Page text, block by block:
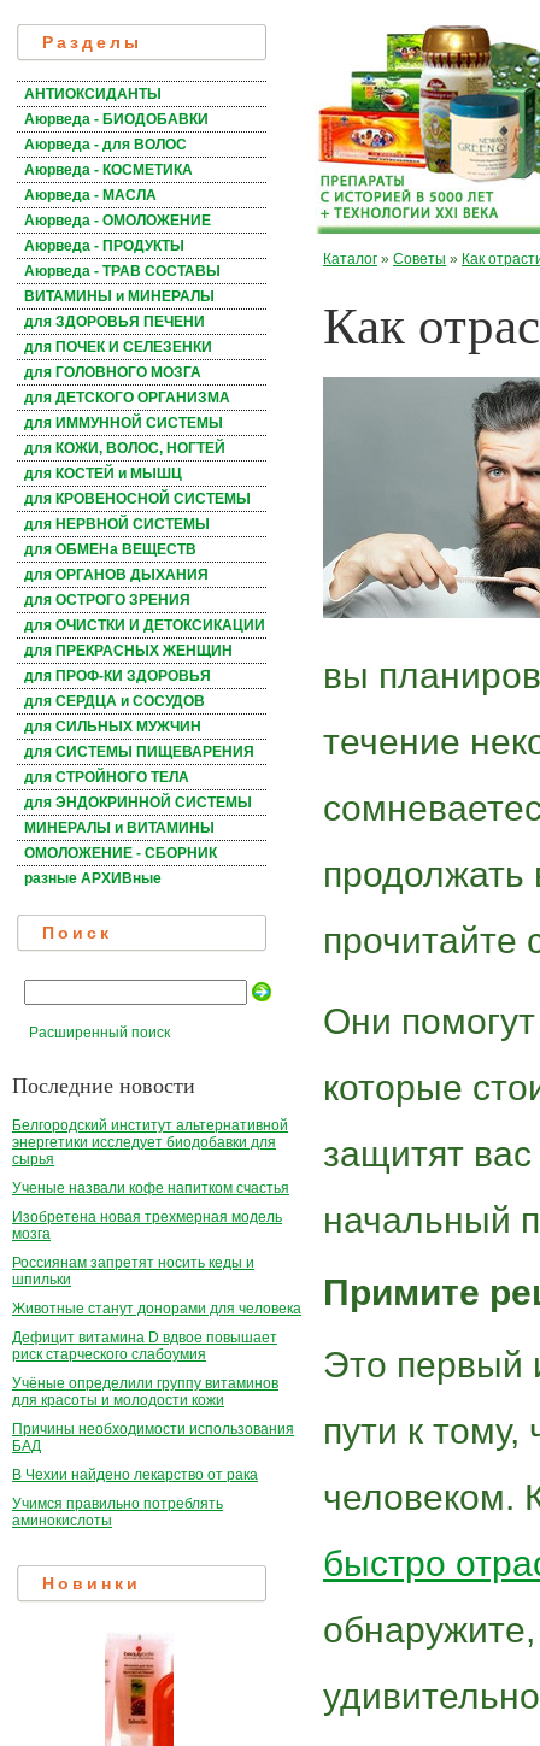
Разделы
АНТИОКСИДАНТЫ
Аюрведа - БИОДОБАВКИ
Аюрведа - для ВОЛОС
Аюрведа - КОСМЕТИКА
Аюрведа - МАСЛА
Аюрведа - ОМОЛОЖЕНИЕ
Аюрведа - ПРОДУКТЫ
Аюрведа - ТРАВ СОСТАВЫ
ВИТАМИНЫ и МИНЕРАЛЫ
для ЗДОРОВЬЯ ПЕЧЕНИ
для ПОЧЕК И СЕЛЕЗЕНКИ
для ГОЛОВНОГО МОЗГА
для ДЕТСКОГО ОРГАНИЗМА
для ИММУННОЙ СИСТЕМЫ
для КОЖИ, ВОЛОС, НОГТЕЙ
для КОСТЕЙ и МЫШЦ
для КРОВЕНОСНОЙ СИСТЕМЫ
для НЕРВНОЙ СИСТЕМЫ
для ОБМЕНа ВЕЩЕСТВ
для ОРГАНОВ ДЫХАНИЯ
для ОСТРОГО ЗРЕНИЯ
для ОЧИСТКИ И ДЕТОКСИКАЦИИ
для ПРЕКРАСНЫХ ЖЕНЩИН
для ПРОФ-КИ ЗДОРОВЬЯ
для СЕРДЦА и СОСУДОВ
для СИЛЬНЫХ МУЖЧИН
для СИСТЕМЫ ПИЩЕВАРЕНИЯ
для СТРОЙНОГО ТЕЛА
для ЭНДОКРИННОЙ СИСТЕМЫ
МИНЕРАЛЫ и ВИТАМИНЫ
ОМОЛОЖЕНИЕ - СБОРНИК
разные АРХИВные
Поиск
Расширенный поиск
Последние новости
Белгородский институт альтернативной
энергетики исследует биодобавки для
сырья
Ученые назвали кофе напитком счастья
Изобретена новая трехмерная модель
мозга
Россиянам запретят носить кеды и
шпильки
Животные станут донорами для человека
Дефицит витамина D вдвое повышает
риск старческого слабоумия
Учёные определили группу витаминов
для красоты и молодости кожи
Причины необходимости использования
БАД
В Чехии найдено лекарство от рака
Учимся правильно потреблять
аминокислоты
Новинки
Каталог » Советы » Как
Как
вы
течение
продолжать
Они
которые
защитят вас
начальный
Примите
Это первый
пути к
человеком.
быстро